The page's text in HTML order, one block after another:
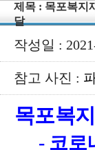
제목 : 목포복지
달
작성일 :
참고 사진 :
목포복
- 코로